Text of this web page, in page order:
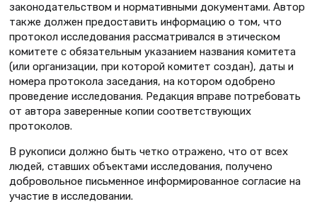
законодательством и нормативными документами. Автор
также должен предоставить информацию о том, что
протокол исследования рассматривался в этическом
комитете с обязательным указанием названия комитета
(или организации, при которой комитет создан), даты и
номера протокола заседания, на котором одобрено
проведение исследования. Редакция вправе потребовать
от автора заверенные копии соответствующих
протоколов.
В рукописи должно быть четко отражено, что от всех
людей, ставших объектами исследования, получено
добровольное письменное информированное согласие на
участие в исследовании.